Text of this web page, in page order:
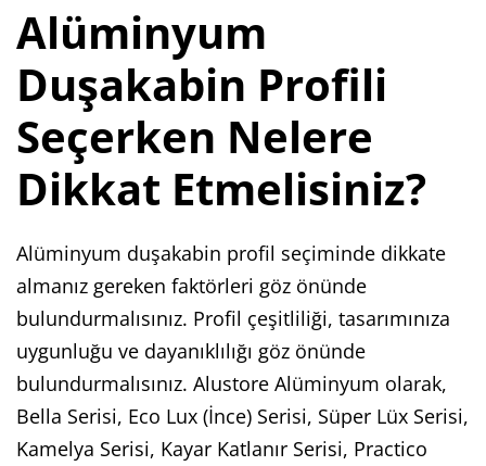
Alüminyum
Duşakabin Profili
Seçerken Nelere
Dikkat Etmelisiniz?
Alüminyum duşakabin profil seçiminde dikkate
almanız gereken faktörleri göz önünde
bulundurmalısınız. Profil çeşitliliği, tasarımınıza
uygunluğu ve dayanıklılığı göz önünde
bulundurmalısınız. Alustore Alüminyum olarak,
Bella Serisi, Eco Lux (İnce) Serisi, Süper Lüx Serisi,
Kamelya Serisi, Kayar Katlanır Serisi, Practico